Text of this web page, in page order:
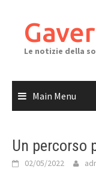
content
Le notizie della
Main Menu
Un percorso
02/05/2022